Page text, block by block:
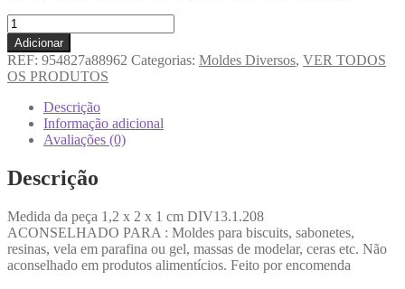
Adicionar
REF: 954827a88962 Categorias: Moldes Diversos, VER TODOS
OS PRODUTOS
Descrição
Informação adicional
Avaliações (0)
Descrição
Medida da peça 1,2 x 2 x 1 cm DIV13.1.208
ACONSELHADO PARA : Moldes para biscuits, sabonetes,
resinas, vela em parafina ou gel, massas de modelar, ceras etc. Não
aconselhado em produtos alimentícios. Feito por encomenda